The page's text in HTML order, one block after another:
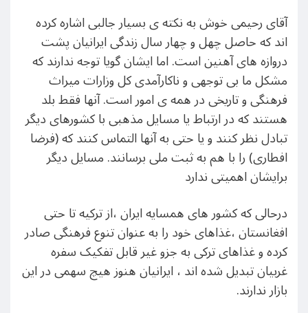
آقای رحیمی خوش به نکته ی بسیار جالبی اشاره کرده
اند که حاصل چهل و چهار سال زندگی ایرانیان پشت
دروازه های آهنین است. اما ایشان گویا توجه ندارند که
مشکل ما بی توجهی و ناکارآمدی کل وزارات میراث
فرهنگی و تاریخی در همه ی امور است. آنها فقط بلد
هستند که در ارتباط یا مسایل مذهبی با کشورهای دیگر
تبادل نظر کنند و یا حتی به آنها التماس کنند که (فرضا
افطاری) را با هم به ثبت ملی برسانند. مسایل دیگر
برایشان اهمیتی ندارد
درحالی که کشور های همسایه ایران ،از ترکیه تا حتی
افغانستان ،غذاهای خود را به عنوان تنوع فرهنگی صادر
کرده و غذاهای ترکی به جزو غیر قابل تفکیک سفره
غربیان تبدیل شده اند ، ایرانیان هنوز هیچ سهمی در این
بازار ندارند.